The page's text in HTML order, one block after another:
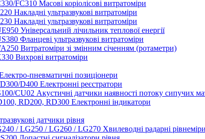
FC310 Масові коріолісові витратоміри
Накладні ультразвукові витратоміри
Накладні ультразвукові витратоміри
Універсальний лічильник теплової енергії
Фланцеві ультразвукові витратоміри
Витратоміри зі змінним січенням (ротаметри)
Вихрові витратоміри
пневматичні позиціонери
D400 Електронні реєстратори
CU02 Акустичні датчики наявності потоку сипучих
RD200, RD300 Електронні індикатори
датчики рівня
/ LG250 / LG260 / LG270 Хвилеводні радарні рівнеміри